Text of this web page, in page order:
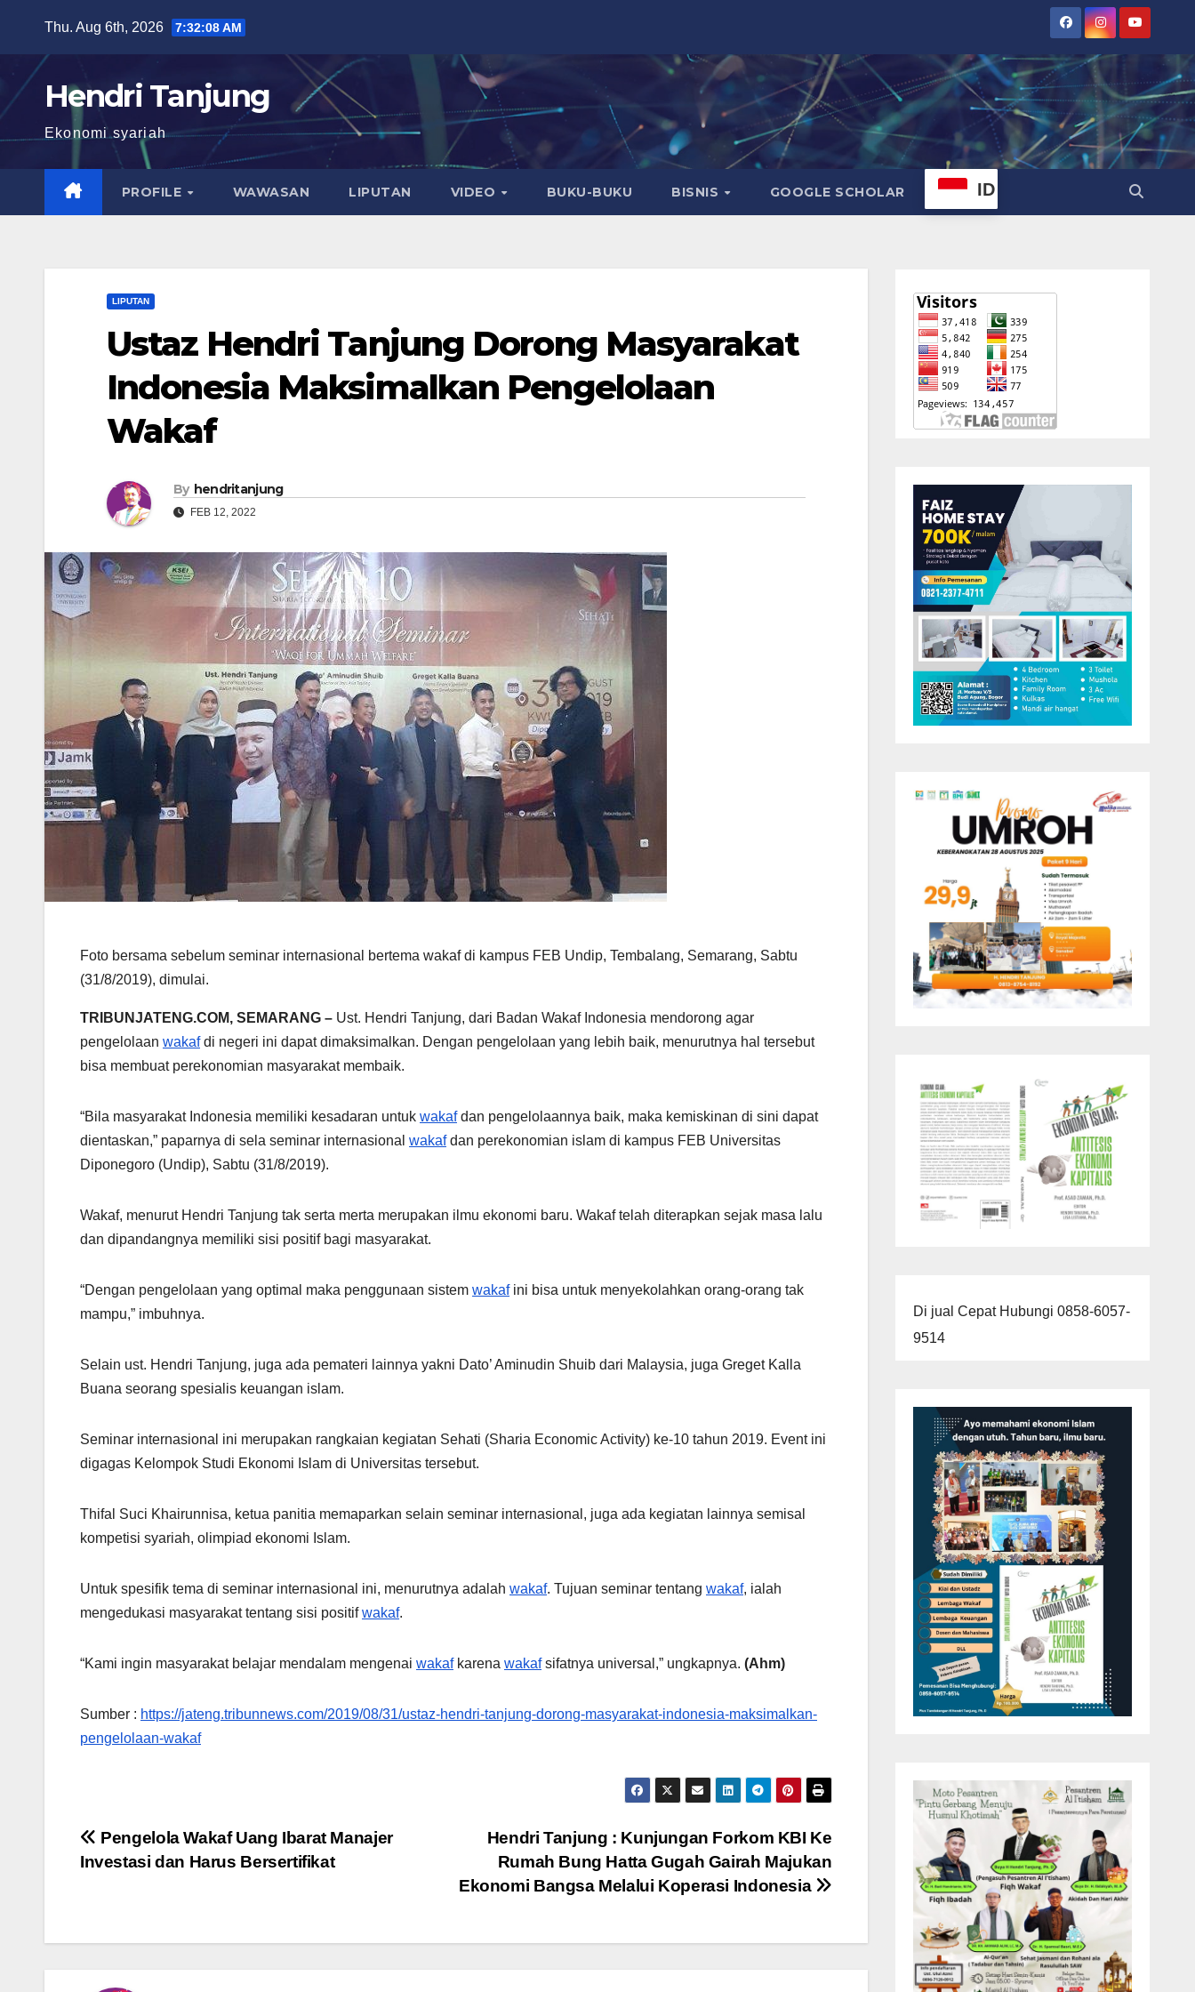
content
Thu. Aug 6th, 2026 7:32:09 AM
Hendri Tanjung
Ekonomi syariah
PROFILE WAWASAN LIPUTAN VIDEO BUKU-BUKU BISNIS GOOGLE SCHOLAR ID
LIPUTAN
Ustaz Hendri Tanjung Dorong Masyarakat
Indonesia Maksimalkan Pengelolaan
Wakaf
By hendritanjung
FEB 12, 2022
Foto bersama sebelum seminar internasional bertema wakaf di kampus FEB Undip, Tembalang, Semarang, Sabtu
(31/8/2019), dimulai.
TRIBUNJATENG.COM, SEMARANG – Ust. Hendri Tanjung, dari Badan Wakaf Indonesia mendorong agar
pengelolaan wakafdi negeri ini dapat dimaksimalkan. Dengan pengelolaan yang lebih baik, menurutnya hal tersebut
bisa membuat perekonomian masyarakat membaik.
“Bila masyarakat Indonesia memiliki kesadaran untuk wakafdan pengelolaannya baik, maka kemiskinan di sini dapat
dientaskan,” paparnya di sela seminar internasional wakafdan perekonomian islam di kampus FEB Universitas
Diponegoro (Undip), Sabtu (31/8/2019).
Wakaf, menurut Hendri Tanjung tak serta merta merupakan ilmu ekonomi baru. Wakaf telah diterapkan sejak masa lalu
dan dipandangnya memiliki sisi positif bagi masyarakat.
“Dengan pengelolaan yang optimal maka penggunaan sistem wakafini bisa untuk menyekolahkan orang-orang tak
mampu,” imbuhnya.
Selain ust. Hendri Tanjung, juga ada pemateri lainnya yakni Dato’ Aminudin Shuib dari Malaysia, juga Greget Kalla
Buana seorang spesialis keuangan islam.
Seminar internasional ini merupakan rangkaian kegiatan Sehati (Sharia Economic Activity) ke-10 tahun 2019. Event ini
digagas Kelompok Studi Ekonomi Islam di Universitas tersebut.
Thifal Suci Khairunnisa, ketua panitia memaparkan selain seminar internasional, juga ada kegiatan lainnya semisal
kompetisi syariah, olimpiad ekonomi Islam.
Untuk spesifik tema di seminar internasional ini, menurutnya adalah wakaf. Tujuan seminar tentang wakaf, ialah
mengedukasi masyarakat tentang sisi positifwakaf.
“Kami ingin masyarakat belajar mendalam mengenai wakafkarena wakafsifatnya universal,” ungkapnya. (Ahm)
Sumber : https://jateng.tribunnews.com/2019/08/31/ustaz-hendri-tanjung-dorong-masyarakat-indonesia-maksimalkan-
pengelolaan-wakaf
Post
Hendri Tanjung : Kunjungan Forkom KBI Ke
Rumah Bung Hatta Gugah Gairah Majukan
Ekonomi Bangsa Melalui Koperasi Indonesia
Pengelola Wakaf Uang Ibarat Manajer
Investasi dan Harus Bersertifikat
Di jual Cepat Hubungi 0858-6057-
9514